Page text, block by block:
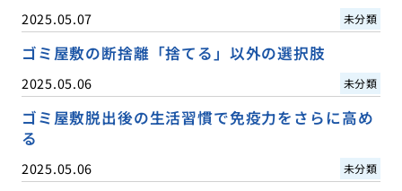
2025.05.07 未分類
ゴミ屋敷の断捨離「捨てる」以外の選択肢
2025.05.06 未分類
ゴミ屋敷脱出後の生活習慣で免疫力をさらに高め
る
2025.05.06 未分類